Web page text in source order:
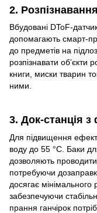
2.
Вбудовані DToF-
допомагають смарт-
до предметів на
розпізнавати об’єкти
книги, миски тварин
ними.
3. Док-станція
Для підвищення
воду до 55 °C. Баки
дозволяють
потребуючи
досягає мінімального
забезпечуючи
прання ганчірок